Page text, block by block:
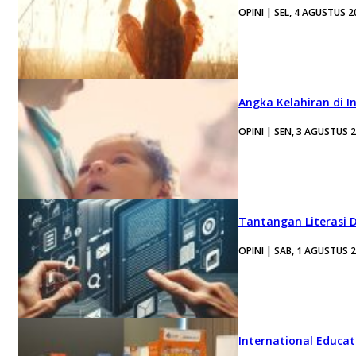
OPINI | SEL, 4 AGUSTUS
Angka Kelahiran di
OPINI | SEN, 3 AGUSTUS
Tantangan Literasi
OPINI | SAB, 1 AGUSTUS
International